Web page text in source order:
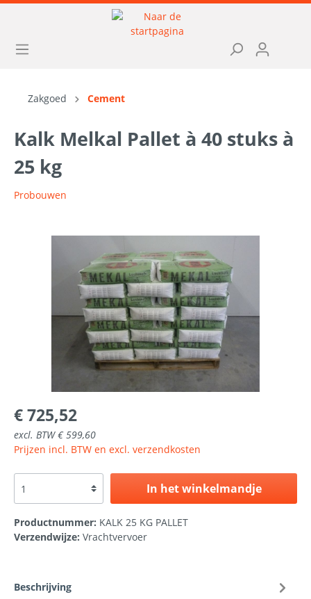
Zakgoed Cement
Kalk Melkal Pallet à 40 stuks à
25 kg
Probouwen
€ 725,52
excl. BTW € 599,60
Prijzen incl. BTW en excl. verzendkosten
In het winkelmandje
Productnummer: KALK 25 KG PALLET
Verzendwijze: Vrachtvervoer
Beschrijving